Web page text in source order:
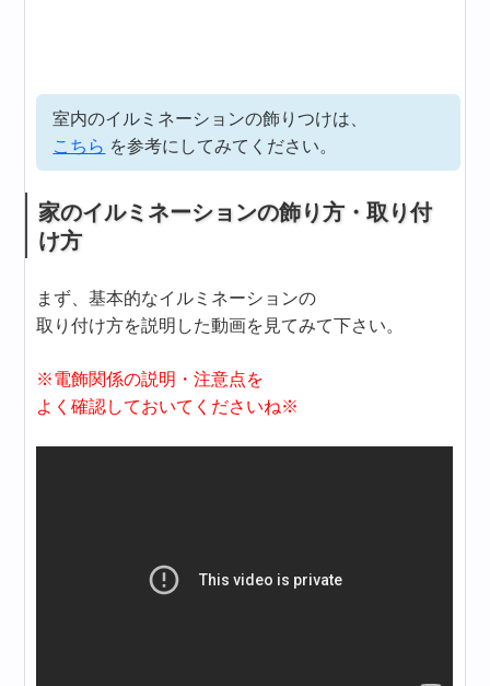
室内のイルミネーションの飾りつけは、
こちら を参考にしてみてください。
家のイルミネーションの飾り方・取り付
け方
まず、基本的なイルミネーションの
取り付け方を説明した動画を見てみて下さい。
※電飾関係の説明・注意点を
よく確認しておいてくださいね※